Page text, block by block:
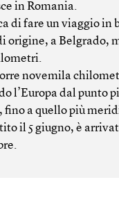
in Romania.
di fare un viaggio in
origine, a Belgrado,
novemila
l’Europa dal punto
fino a quello più
il 5 giugno, è